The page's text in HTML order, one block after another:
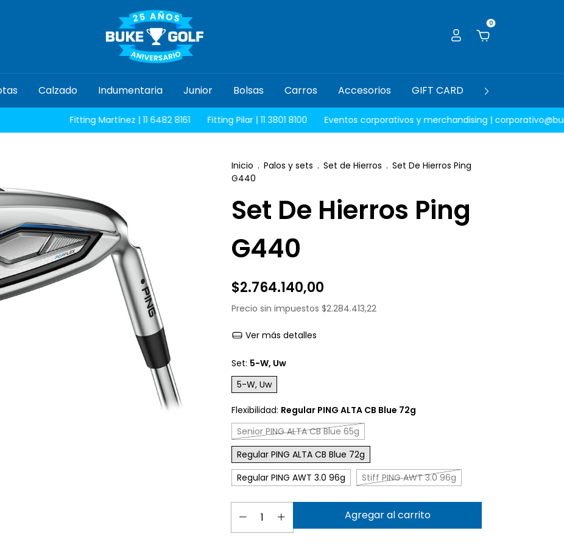
0
Calzado Indumentaria Junior Bolsas Carros Accesorios GIFT CARD Guía de talles
Fitting Martínez | 11 6482 8161 Fitting Pilar | 11 3801 8100 Eventos corporativos y merchandising |
Inicio . Palos y sets . Set de Hierros . Set De Hierros Ping
G440
Set De Hierros Ping
G440
$2.764.140,00
Precio sin impuestos $2.284.413,22
Ver más detalles
Set: 5-W, Uw
5-W, Uw
Flexibilidad: Regular PING ALTA CB Blue 72g
Senior PING ALTA CB Blue 65g
Regular PING ALTA CB Blue 72g
Regular PING AWT 3.0 96g
Stiff PING AWT 3.0 96g